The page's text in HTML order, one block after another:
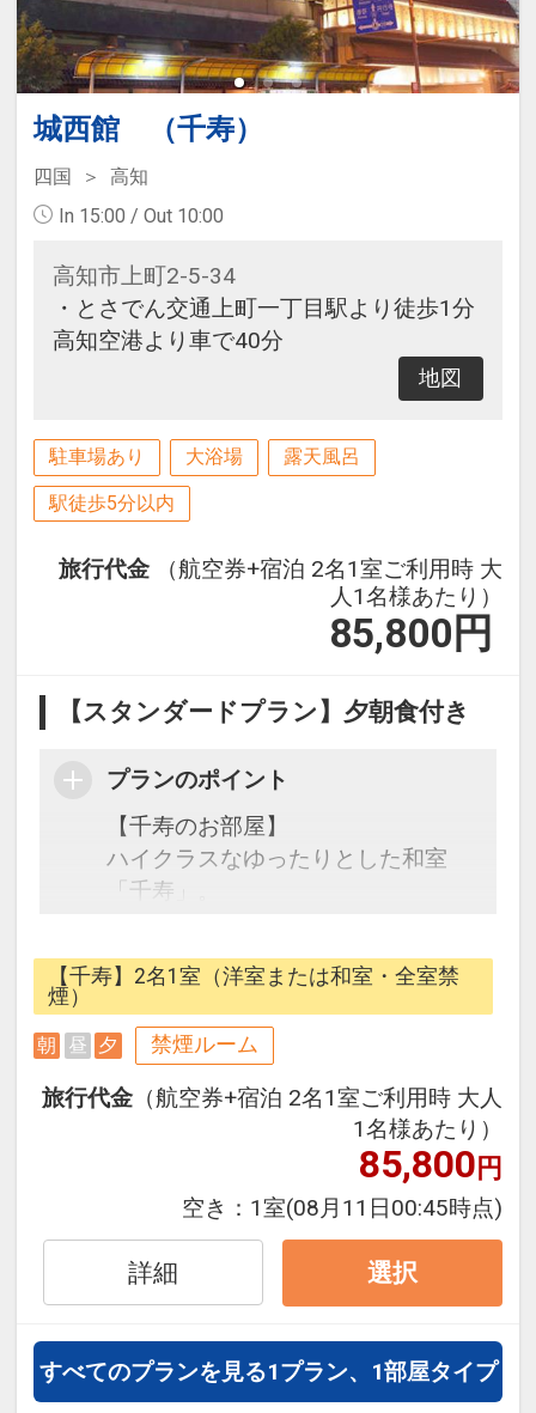
城西館 （千寿）
四国
高知
In 15:00 / Out 10:00
高知市上町2-5-34
・とさでん交通上町一丁目駅より徒歩1分
高知空港より車で40分
地図
駐車場あり 大浴場 露天風呂
駅徒歩5分以内
旅行代金
（航空券+宿泊 2名1室ご利用時 大
人1名様あたり）
85,800 円
【スタンダードプラン】夕朝食付き
プランのポイント
【千寿のお部屋】
ハイクラスなゆったりとした和室
「千寿」。
を望むロケーションでごゆっくりと
おくつろぎください。城西館は高知
市上町、高地城やはりまや橋、よさ
こい祭りで有名な追手筋も近く観光
にご宿泊のお客様にオススメです。
■時間：7:00～9:30（最終受付9：
00）
高知の食材をふんだんに使用した、
郷土色豊かな安心・安全のご朝食バ
イキング！
【千寿】2名1室（洋室または和室・全室禁
煙）
朝 昼 夕 禁煙ルーム
旅行代金 （航空券+宿泊 2名1室ご利用時 大人
1名様あたり）
85,800円
空き： 1室(08月11日00:45時点)
詳細 選択
すべてのプランを見る1プラン、1部屋タイプ